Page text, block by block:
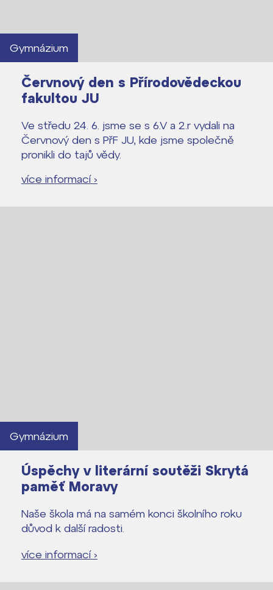
Gymnázium
Červnový den s Přírodovědeckou
fakultou JU
Ve středu 24. 6. jsme se s 6.V a 2.r vydali na
Červnový den s PřF JU, kde jsme společně
pronikli do tajů vědy.
více informací ›
Gymnázium
Úspěchy v literární soutěži Skrytá
paměť Moravy
Naše škola má na samém konci školního roku
důvod k další radosti.
více informací ›